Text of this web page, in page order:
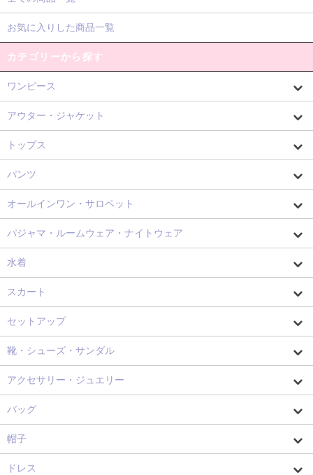
お気に入りした商品一覧
カテゴリーから探す
ワンピース
アウター・ジャケット
トップス
パンツ
オールインワン・サロペット
パジャマ・ルームウェア・ナイトウェア
水着
スカート
セットアップ
靴・シューズ・サンダル
アクセサリー・ジュエリー
バッグ
帽子
ドレス